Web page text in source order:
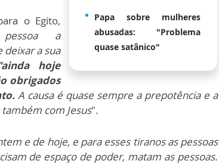
Papa sobre mulheres
abusadas: "Problema
quase satânico"
o Egito,
a
deixar a sua
hoje
obrigados
A causa é quase sempre a prepotência e a
com Jesus".
e de hoje, e para esses tiranos as pessoas
de espaço de poder, matam as pessoas.